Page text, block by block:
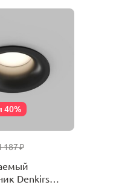
40%
187 ₽
Denkirs